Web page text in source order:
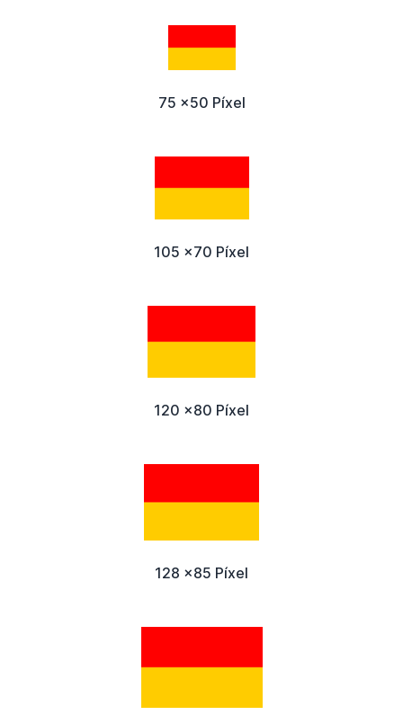
75 x50 Píxel
105 x70 Píxel
120 x80 Píxel
128 x85 Píxel